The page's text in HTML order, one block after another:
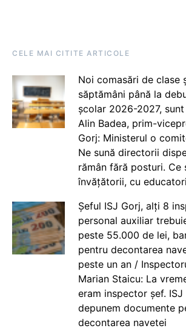
CELE MAI CITITE ARTICOLE
Noi comasări de clase
săptămâni până la
școlar 2026-2027,
Alin Badea, prim-
Gorj: Ministerul o
Ne sună directorii
rămân fără posturi. Ce
învățătorii, cu
Șeful ISJ Gorj, alți 8
personal auxiliar
peste 55.000 de lei,
pentru decontarea
peste un an /
Marian Staicu: La
eram inspector șef.
depunem documente
decontarea navetei